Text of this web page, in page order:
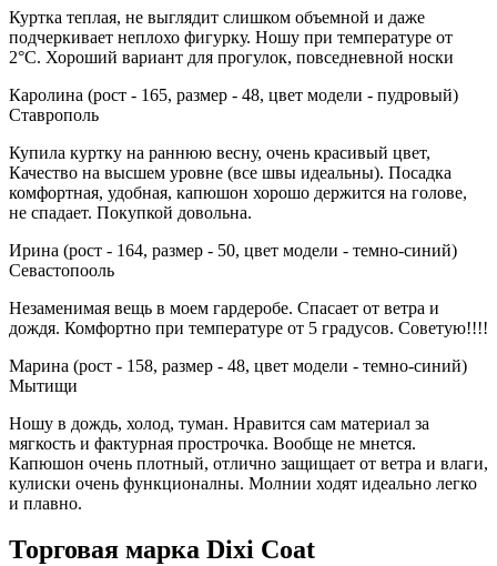
Куртка теплая, не выглядит слишком объемной и даже
подчеркивает неплохо фигурку. Ношу при температуре от
2°С. Хороший вариант для прогулок, повседневной носки
Каролина (рост - 165, размер - 48, цвет модели - пудровый)
Ставрополь
Купила куртку на раннюю весну, очень красивый цвет,
Качество на высшем уровне (все швы идеальны). Посадка
комфортная, удобная, капюшон хорошо держится на голове,
не спадает. Покупкой довольна.
Ирина (рост - 164, размер - 50, цвет модели - темно-синий)
Севастопооль
Незаменимая вещь в моем гардеробе. Спасает от ветра и
дождя. Комфортно при температуре от 5 градусов. Советую!!!!
Марина (рост - 158, размер - 48, цвет модели - темно-синий)
Мытищи
Ношу в дождь, холод, туман. Нравится сам материал за
мягкость и фактурная прострочка. Вообще не мнется.
Капюшон очень плотный, отлично защищает от ветра и влаги,
кулиски очень функционалны. Молнии ходят идеально легко
и плавно.
Торговая марка Dixi Coat